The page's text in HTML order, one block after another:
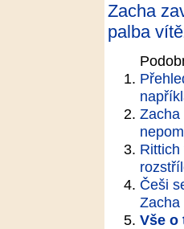
Zacha
palba
Zacha
Češi
Zacha
Vše o